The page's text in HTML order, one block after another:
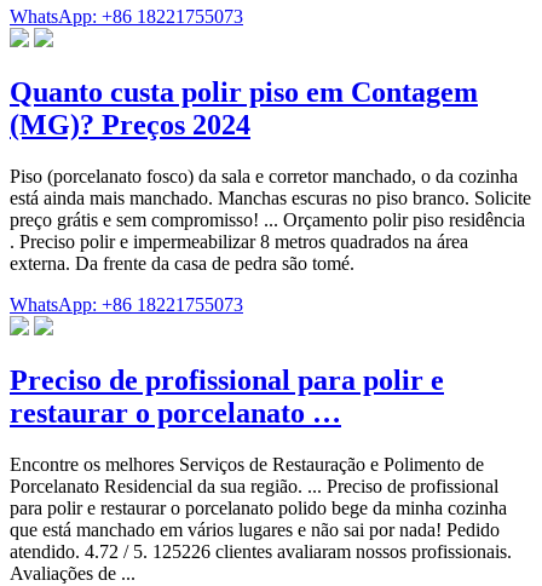
WhatsApp: +86 18221755073
Quanto custa polir piso em Contagem
(MG)? Preços 2024
Piso (porcelanato fosco) da sala e corretor manchado, o da cozinha
está ainda mais manchado. Manchas escuras no piso branco. Solicite
preço grátis e sem compromisso! ... Orçamento polir piso residência
. Preciso polir e impermeabilizar 8 metros quadrados na área
externa. Da frente da casa de pedra são tomé.
WhatsApp: +86 18221755073
Preciso de profissional para polir e
restaurar o porcelanato …
Encontre os melhores Serviços de Restauração e Polimento de
Porcelanato Residencial da sua região. ... Preciso de profissional
para polir e restaurar o porcelanato polido bege da minha cozinha
que está manchado em vários lugares e não sai por nada! Pedido
atendido. 4.72 / 5. 125226 clientes avaliaram nossos profissionais.
Avaliações de ...